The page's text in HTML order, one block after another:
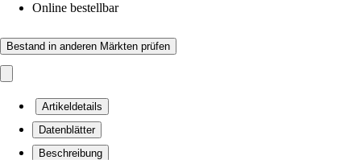
Online bestellbar
Bestand in anderen Märkten prüfen
Artikeldetails
Datenblätter
Beschreibung